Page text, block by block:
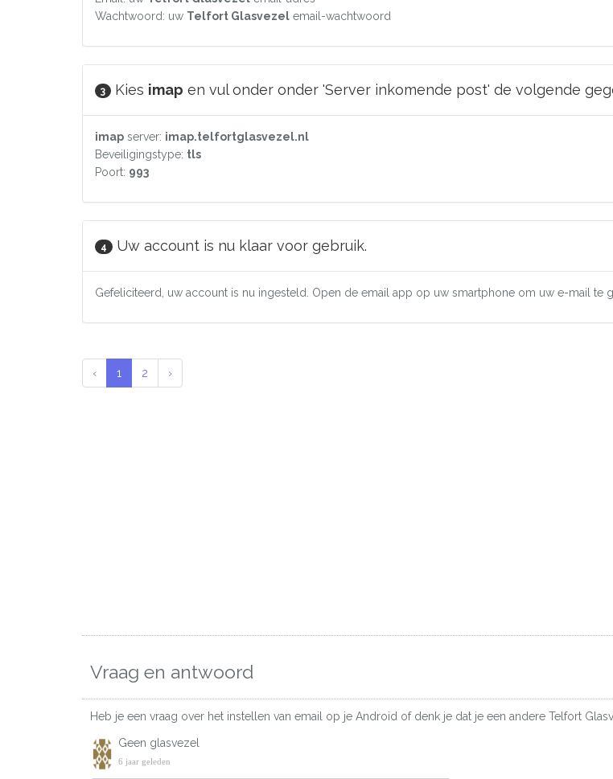
Wachtwoord: uw Telfort Glasvezel email-wachtwoord
3 Kies imap en vul onder onder 'Server inkomende post' de volgende
imap server: imap.telfortglasvezel.nl
Beveiligingstype: tls
Poort: 993
4 Uw account is nu klaar voor gebruik.
Gefeliciteerd, uw account is nu ingesteld. Open de email app op uw smartphone om uw e-mail te
‹ 1 2 ›
Vraag en antwoord
Heb je een vraag over het instellen van email op je Android of denk je dat je een andere Telfort
Geen glasvezel
6 jaar geleden